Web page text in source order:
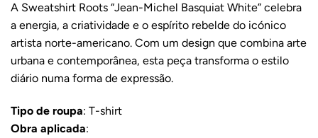
A Sweatshirt Roots “Jean-Michel Basquiat White” celebra
a energia, a criatividade e o espírito rebelde do icónico
artista norte-americano. Com um design que combina arte
urbana e contemporânea, esta peça transforma o estilo
diário numa forma de expressão.
Tipo de roupa: T-shirt
Obra aplicada: